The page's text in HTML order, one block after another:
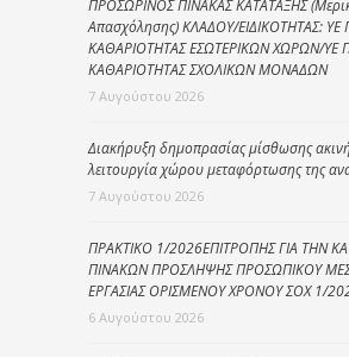
ΠΡΟΣΩΡΙΝΟΣ ΠΙΝΑΚΑΣ ΚΑΤΑΤΑΞΗΣ
Απασχόλησης) ΚΛΑΔΟΥ/ΕΙΔΙΚΟΤΗΤΑΣ:
ΚΑΘΑΡΙΟΤΗΤΑΣ ΕΣΩΤΕΡΙΚΩΝ ΧΩΡΩΝ/ΥΕ
ΚΑΘΑΡΙΟΤΗΤΑΣ ΣΧΟΛΙΚΩΝ ΜΟΝΑΔΩΝ
7 Αυγούστου 2026
Διακήρυξη δημοπρασίας μίσθωσης
λειτουργία χώρου μεταφόρτωσης της
7 Αυγούστου 2026
ΠΡΑΚΤΙΚΟ 1/2026ΕΠΙΤΡΟΠΗΣ ΓΙΑ ΤΗΝ
ΠΙΝΑΚΩΝ ΠΡΟΣΛΗΨΗΣ ΠΡΟΣΩΠΙΚΟΥ
ΕΡΓΑΣΙΑΣ ΟΡΙΣΜΕΝΟΥ ΧΡΟΝΟΥ ΣΟΧ 1/
6 Αυγούστου 2026